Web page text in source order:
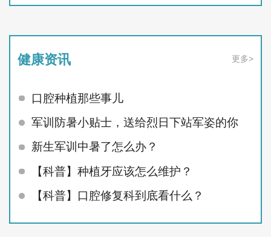
健康资讯 更多>
口腔种植那些事儿
军训防暑小贴士，送给烈日下站军姿的你
新生军训中暑了怎么办？
【科普】种植牙应该怎么维护？
【科普】口腔修复科到底看什么？